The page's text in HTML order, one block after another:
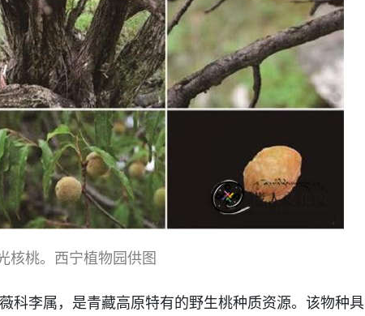
核桃。西宁植物园供图
李属，是青藏高原特有的野生桃种质资源。该物种具